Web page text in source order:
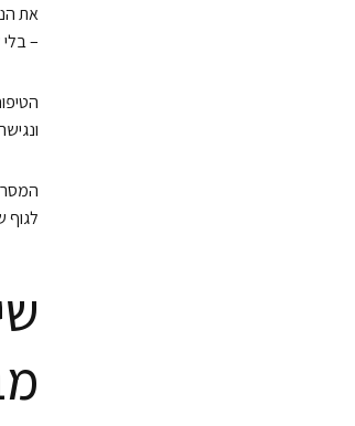
את
–
המסר
לגוף